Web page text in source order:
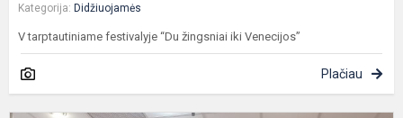
Kategorija: Didžiuojamės
V tarptautiniame festivalyje “Du žingsniai iki Venecijos”
Plačiau